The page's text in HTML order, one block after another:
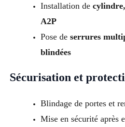
Installation de
A2P
Pose de serrures
blindées
Sécurisation et
Blindage de portes et
Mise en sécurité après